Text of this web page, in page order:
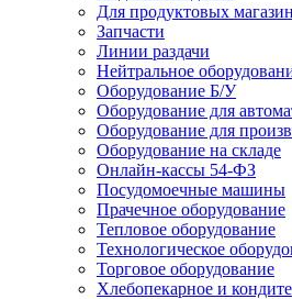
Для продуктовых
Запчасти
Линии раздачи
Нейтральное
Оборудование Б/У
Оборудование для
Оборудование для
Оборудование на складе
Онлайн-кассы 54-ФЗ
Посудомоечные машины
Прачечное оборудование
Тепловое оборудование
Технологическое
Торговое оборудование
Хлебопекарное и